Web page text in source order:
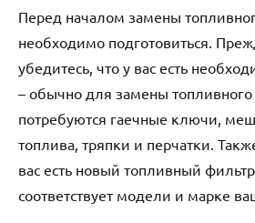
Перед началом замены
необходимо подготовиться.
убедитесь, что у вас есть
– обычно для замены
потребуются гаечные ключи,
топлива, тряпки и перчатки.
вас есть новый топливный
соответствует модели и марке